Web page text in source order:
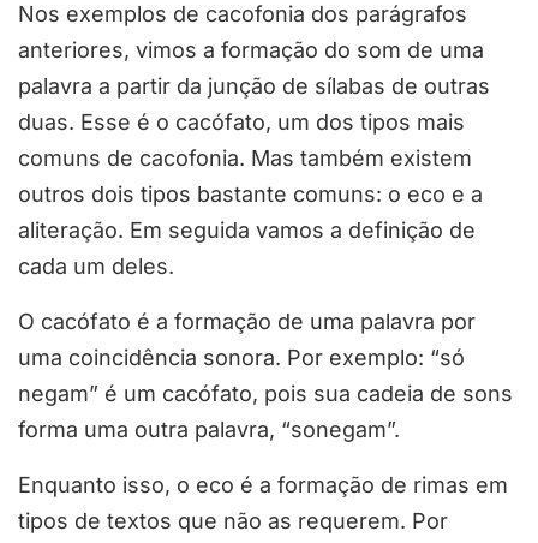
Nos exemplos de cacofonia dos parágrafos
anteriores, vimos a formação do som de uma
palavra a partir da junção de sílabas de outras
duas. Esse é o cacófato, um dos tipos mais
comuns de cacofonia. Mas também existem
outros dois tipos bastante comuns: o eco e a
aliteração. Em seguida vamos a definição de
cada um deles.
O cacófato é a formação de uma palavra por
uma coincidência sonora. Por exemplo: “só
negam” é um cacófato, pois sua cadeia de sons
forma uma outra palavra, “sonegam”.
Enquanto isso, o eco é a formação de rimas em
tipos de textos que não as requerem. Por